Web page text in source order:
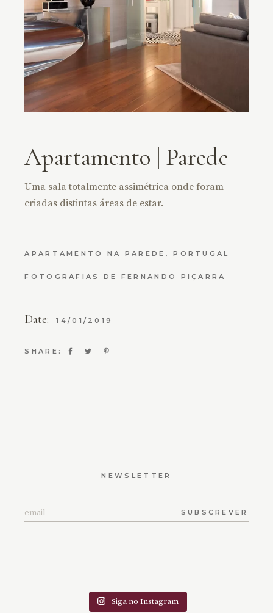
Apartamento | Parede
Uma sala totalmente assimétrica onde foram
criadas distintas áreas de estar.
APARTAMENTO NA PAREDE, PORTUGAL
FOTOGRAFIAS DE FERNANDO PIÇARRA
Date: 14/01/2019
SHARE:
NEWSLETTER
SUBSCREVER
Siga no Instagram